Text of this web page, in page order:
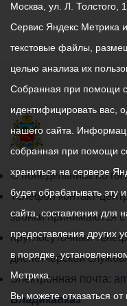
График
работы
администрации
местного
самоуправления
города
Владикавказ:
С понедельника по
Телефон контакт-
звонки принимаются
Круглосуточный
диспетчерской
Электронная почта:
Владикавказ
Москва, ул. Л. Толстого,
Сервис Яндекс Метрика
текстовые файлы,
целью анализа их
Собранная при помощи
идентифицировать вас,
нашего сайта.
собранная при помощи
храниться на сервере
будет обрабатывать
сайта, составления для
предоставления других
в порядке,
Метрика.
Вы можете отказаться